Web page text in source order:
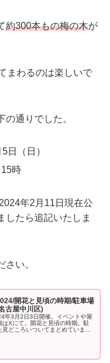
約300本もの梅の木が
まわるのは楽しいで
通りでした。
日（日）
時
年2月11日現在公
したら追記いたしま
い。
開花と見頃の時期/駐車場
古屋中川区)
年3月2日3日開催。イベントや屋
はXにて。開花と見頃の時期。駐
どころいついてまとめていま